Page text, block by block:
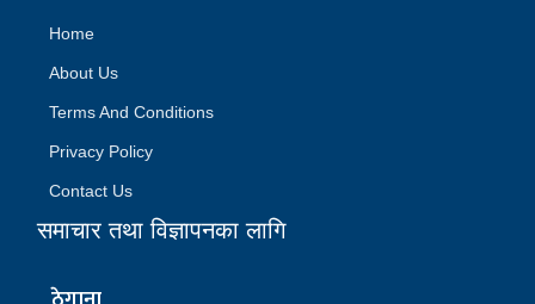
Home
About Us
Terms And Conditions
Privacy Policy
Contact Us
समाचार तथा विज्ञापनका लागि